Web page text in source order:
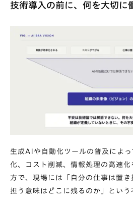
技術導入の前に、何を大切に
生成AIや自動化ツールの普及によ
化、コスト削減、情報処理の高速
方で、現場には「自分の仕事は置
担う意味はどこに残るのか」という